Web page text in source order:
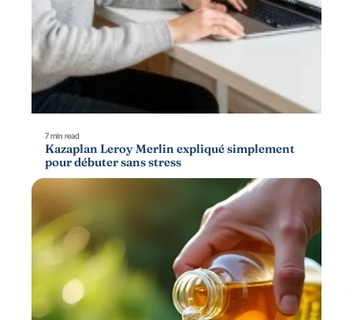
7 min read
Kazaplan Leroy Merlin expliqué simplement
pour débuter sans stress